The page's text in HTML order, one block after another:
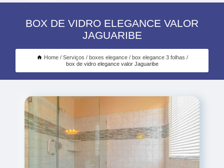
BOX DE VIDRO ELEGANCE VALOR
JAGUARIBE
Home Serviços boxes elegance
box elegance 3 folhas
box de vidro elegance valor Jaguaribe